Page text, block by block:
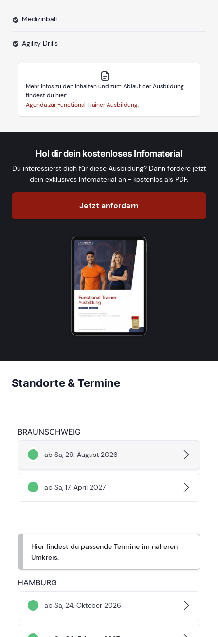
Medizinball
Agility Drills
Mehr Infos zu den Inhalten und zum Ablauf der Ausbildung
findest du hier:
Agenda zur Functional Trainer Ausbildung.
Hol dir dein kostenloses Infomaterial
Du interessierst dich für diese Ausbildung? Dann fordere jetzt
dein exklusives Infomaterial an - kostenlos als PDF.
Jetzt anfordern
Standorte & Termine
BRAUNSCHWEIG
ab Sa, 29. August 2026
ab Sa, 17. April 2027
Hier findest du passende Termine im näheren
Umkreis.
HAMBURG
ab Sa, 24. Oktober 2026